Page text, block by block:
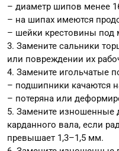
– диаметр шипов менее
– на шипах имеются
– шейки крестовины
3. Замените сальники
или повреждении их
4. Замените игольчатые
– подшипники качаются
– потеряна или
5. Замените изношенные
карданного вала, если
превышает 1,3–1,5 мм.